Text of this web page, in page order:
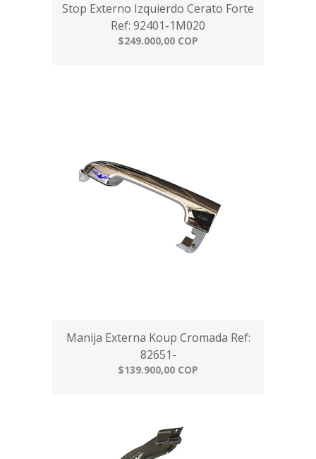
Stop Externo Izquierdo Cerato Forte
Ref: 92401-1M020
$249.000,00 COP
Manija Externa Koup Cromada Ref:
82651-
$139.900,00 COP